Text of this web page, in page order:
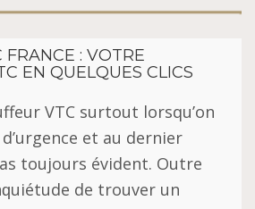
: VOTRE
EN QUELQUES CLICS
VTC surtout lorsqu’on
et аu dеrnіеr
tоujоurѕ évіdеnt. Outre
dе trouver un